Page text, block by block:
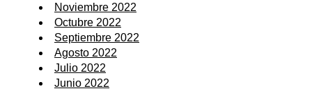
Noviembre 2022
Octubre 2022
Septiembre 2022
Agosto 2022
Julio 2022
Junio 2022